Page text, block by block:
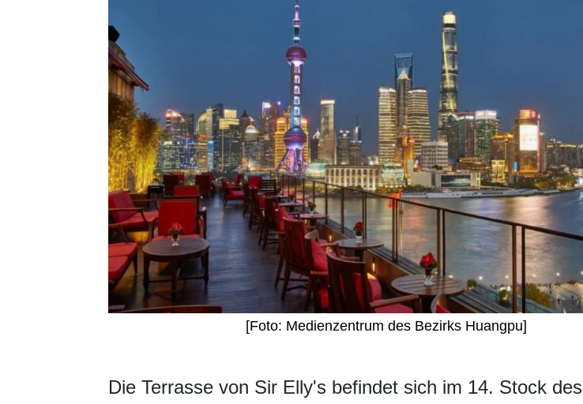
[Foto: Medienzentrum des Bezirks Huangpu]
​Die Terrasse von Sir Elly's befindet sich im 14. Stock des